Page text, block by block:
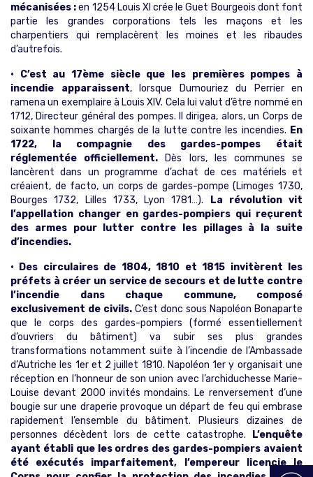
mécanisées :en 1254 Louis XI crée le Guet Bourgeois dont font
partie les grandes corporations tels les maçons et les
charpentiers qui remplacèrent les moines et les ribaudes
d’autrefois.
• C’est au 17ème siècle que les premières pompes à
incendie apparaissent, lorsque Dumouriez du Perrier en
ramena un exemplaire à Louis XIV. Cela lui valut d’être nommé en
1712, Directeur général des pompes. Il dirigea, alors, un Corps de
soixante hommes chargés de la lutte contre les incendies. En
1722, la compagnie des gardes-pompes était
réglementée officiellement. Dès lors, les communes se
lancèrent dans un programme d’achat de ces matériels et
créaient, de facto, un corps de gardes-pompe (Limoges 1730,
Bourges 1732, Lilles 1733, Lyon 1781…).
La révolution vit
l’appellation changer en gardes-pompiers qui reçurent
des armes pour lutter contre les pillages à la suite
d’incendies.
• Des circulaires de 1804, 1810 et 1815 invitèrent les
préfets à créer un service de secours et de lutte contre
l’incendie dans chaque commune, composé
exclusivement de civils. C’est donc sous Napoléon Bonaparte
que le corps des gardes-pompiers (formé essentiellement
d’ouvriers du bâtiment) va subir ses plus grandes
transformations notamment suite à l’incendie de l’Ambassade
d’Autriche les 1er et 2 juillet 1810. Napoléon 1er y organisait une
réception en l’honneur de son union avec l’archiduchesse Marie-
Louise devant 2000 invités mondains. Le renversement d’une
bougie sur une draperie provoque un départ de feu qui embrase
rapidement l’ensemble du bâtiment. Plusieurs dizaines de
personnes décèdent lors de cette catastrophe.
L’enquête
ayant établi que les ordres des gardes-pompiers avaient
été exécutés imparfaitement, l’empereur licencie le